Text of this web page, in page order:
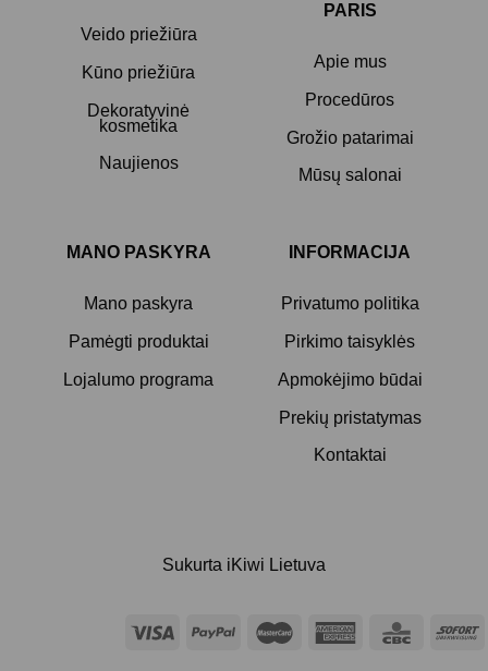
Veido priežiūra
Kūno priežiūra
Dekoratyvinė
kosmetika
Naujienos
PARIS
Apie mus
Procedūros
Grožio patarimai
Mūsų salonai
MANO PASKYRA
Mano paskyra
Pamėgti produktai
Lojalumo programa
INFORMACIJA
Privatumo politika
Pirkimo taisyklės
Apmokėjimo būdai
Prekių pristatymas
Kontaktai
Sukurta iKiwi Lietuva